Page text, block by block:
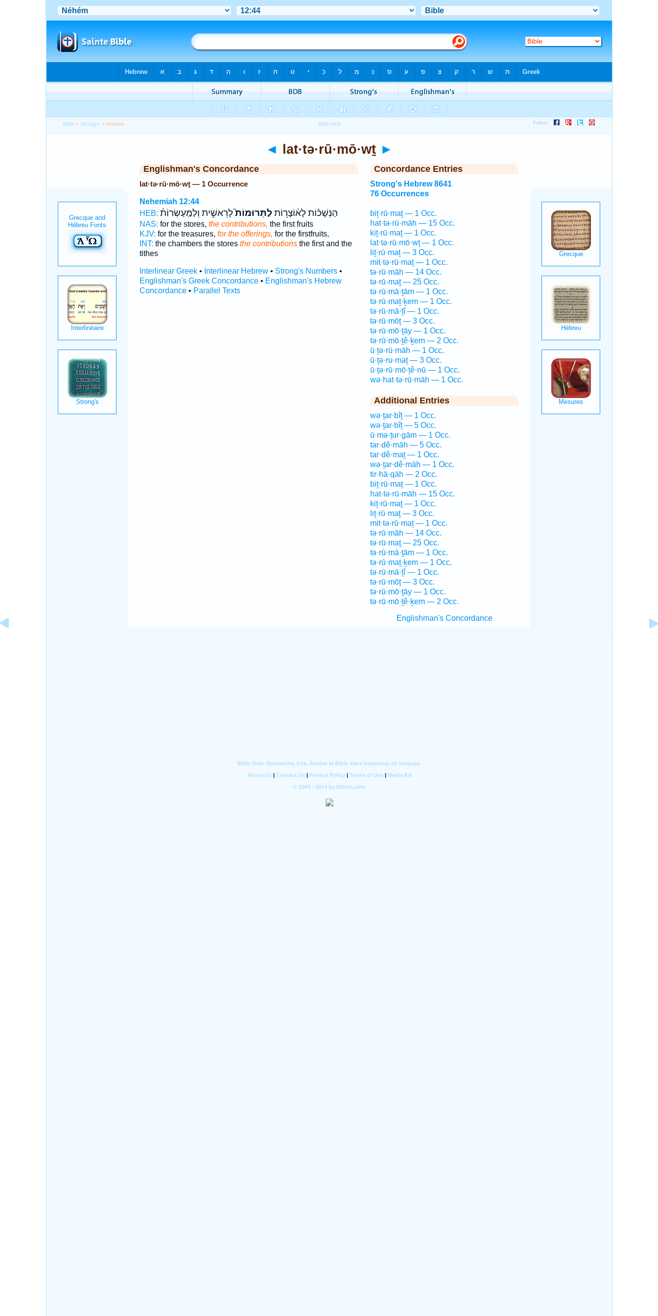
Bible > Strong's > Hebrew
◄ lat·tə·rū·mō·wṯ ►
Englishman's Concordance
lat·tə·rū·mō·wṯ — 1 Occurrence
Nehemiah 12:44
HEB:
הַנְּשָׁכ֗וֹת לָא֨וֹצָר֥וֹת לַתְּרוּמוֹת֮לָרֵאשִׁ֣ית וְלַמַּֽעַשְׂרוֹת֒
NAS: for the stores, the contributions, the first fruits
KJV: for the treasures, for the offerings, for the firstfruits,
INT: the chambers the stores the contributionsthe first and the
tithes
Interlinear Greek• Interlinear Hebrew• Strong's Numbers•
Englishman's Greek Concordance• Englishman's Hebrew
Concordance• Parallel Texts
Concordance Entries
Strong's Hebrew 8641
76 Occurrences
biṯ·rū·maṯ — 1 Occ.
hat·tə·rū·māh — 15 Occ.
kiṯ·rū·maṯ — 1 Occ.
lat·tə·rū·mō·wṯ — 1 Occ.
liṯ·rū·maṯ — 3 Occ.
mit·tə·rū·maṯ — 1 Occ.
tə·rū·māh — 14 Occ.
tə·rū·maṯ — 25 Occ.
tə·rū·mā·ṯām — 1 Occ.
tə·rū·maṯ·ḵem — 1 Occ.
tə·rū·mā·ṯî — 1 Occ.
tə·rū·mōṯ — 3 Occ.
tə·rū·mō·ṯāy — 1 Occ.
tə·rū·mō·ṯê·ḵem — 2 Occ.
ū·ṯə·rū·māh — 1 Occ.
ū·ṯə·ru·maṯ — 3 Occ.
ū·ṯə·rū·mō·ṯê·nū — 1 Occ.
wə·hat·tə·rū·māh — 1 Occ.
Additional Entries
wə·ṯar·bîṯ — 1 Occ.
wə·ṯar·bîṯ — 5 Occ.
ū·mə·ṯur·gām — 1 Occ.
tar·dê·māh — 5 Occ.
tar·dê·maṯ — 1 Occ.
wə·ṯar·dê·māh — 1 Occ.
tir·hā·qāh — 2 Occ.
biṯ·rū·maṯ — 1 Occ.
hat·tə·rū·māh — 15 Occ.
kiṯ·rū·maṯ — 1 Occ.
liṯ·rū·maṯ — 3 Occ.
mit·tə·rū·maṯ — 1 Occ.
tə·rū·māh — 14 Occ.
tə·rū·maṯ — 25 Occ.
tə·rū·mā·ṯām — 1 Occ.
tə·rū·maṯ·ḵem — 1 Occ.
tə·rū·mā·ṯî — 1 Occ.
tə·rū·mōṯ — 3 Occ.
tə·rū·mō·ṯāy — 1 Occ.
tə·rū·mō·ṯê·ḵem — 2 Occ.
Englishman's Concordance